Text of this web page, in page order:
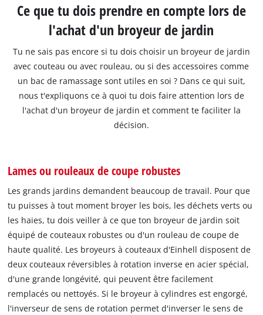
Ce que tu dois prendre en compte lors de
l'achat d'un broyeur de jardin
Tu ne sais pas encore si tu dois choisir un broyeur de jardin
avec couteau ou avec rouleau, ou si des accessoires comme
un bac de ramassage sont utiles en soi ? Dans ce qui suit,
nous t'expliquons ce à quoi tu dois faire attention lors de
l'achat d'un broyeur de jardin et comment te faciliter la
décision.
Lames ou rouleaux de coupe robustes
Les grands jardins demandent beaucoup de travail. Pour que
tu puisses à tout moment broyer les bois, les déchets verts ou
les haies, tu dois veiller à ce que ton broyeur de jardin soit
équipé de couteaux robustes ou d'un rouleau de coupe de
haute qualité. Les broyeurs à couteaux d'Einhell disposent de
deux couteaux réversibles à rotation inverse en acier spécial,
d'une grande longévité, qui peuvent être facilement
remplacés ou nettoyés. Si le broyeur à cylindres est engorgé,
l'inverseur de sens de rotation permet d'inverser le sens de